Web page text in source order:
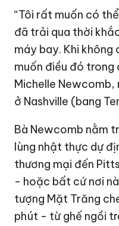
“Tôi rất muốn có
đã trải qua thời
máy bay. Khi
muốn điều đó trong
Michelle Newcomb,
ở Nashville (bang
Bà Newcomb nằm
lùng nhật thực dự
thương mại đến
- hoặc bất cứ nơi
tượng Mặt Trăng
phút - từ ghế ngồi